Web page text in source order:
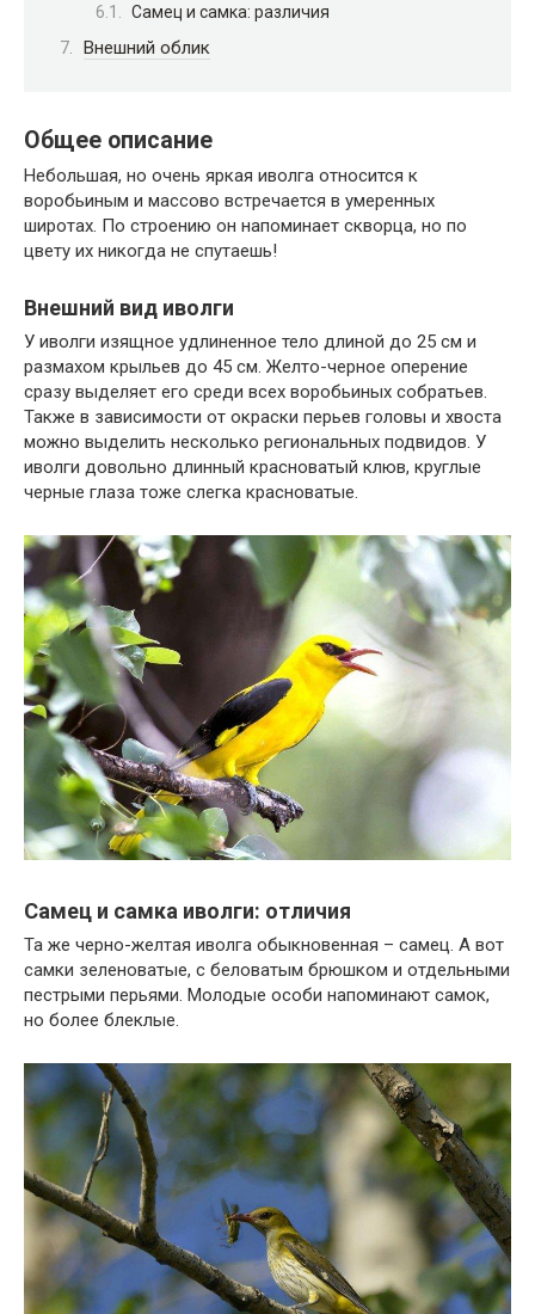
Самец и самка: различия
Внешний облик
Общее описание
Небольшая, но очень яркая иволга относится к
воробьиным и массово встречается в умеренных
широтах. По строению он напоминает скворца, но по
цвету их никогда не спутаешь!
Внешний вид иволги
У иволги изящное удлиненное тело длиной до 25 см и
размахом крыльев до 45 см. Желто-черное оперение
сразу выделяет его среди всех воробьиных собратьев.
Также в зависимости от окраски перьев головы и хвоста
можно выделить несколько региональных подвидов. У
иволги довольно длинный красноватый клюв, круглые
черные глаза тоже слегка красноватые.
Самец и самка иволги: отличия
Та же черно-желтая иволга обыкновенная – самец. А вот
самки зеленоватые, с беловатым брюшком и отдельными
пестрыми перьями. Молодые особи напоминают самок,
но более блеклые.